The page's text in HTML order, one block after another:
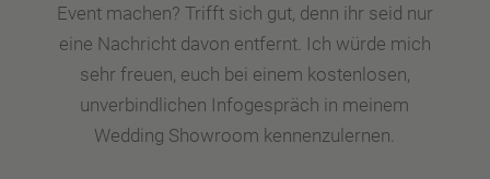
Event machen? Trifft sich gut, denn ihr seid nur
eine Nachricht davon entfernt. Ich würde mich
sehr freuen, euch bei einem kostenlosen,
unverbindlichen Infogespräch in meinem
Wedding Showroom kennenzulernen.